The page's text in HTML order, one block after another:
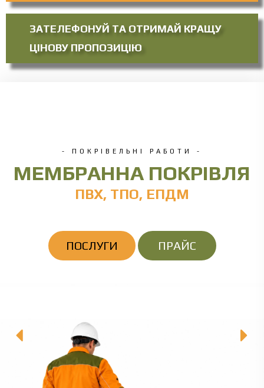
ЗАТЕЛЕФОНУЙ ТА ОТРИМАЙ КРАЩУ
ЦІНОВУ ПРОПОЗИЦІЮ
- ПОКРІВЕЛЬНІ РАБОТИ -
МЕМБРАННА ПОКРІВЛЯ
ПВХ, ТПО, ЕПДМ
ПОСЛУГИ ПРАЙС